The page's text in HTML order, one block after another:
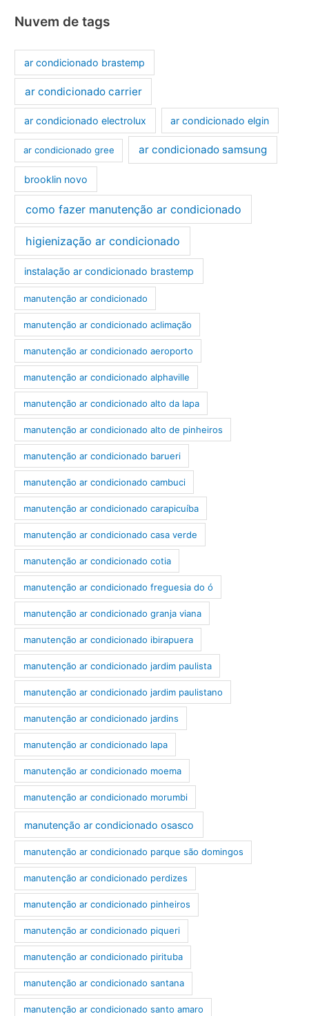
Nuvem de tags
ar condicionado brastemp
ar condicionado carrier
ar condicionado electrolux ar condicionado elgin
ar condicionado gree ar condicionado samsung
brooklin novo
como fazer manutenção ar condicionado
higienização ar condicionado
instalação ar condicionado brastemp
manutenção ar condicionado
manutenção ar condicionado aclimação
manutenção ar condicionado aeroporto
manutenção ar condicionado alphaville
manutenção ar condicionado alto da lapa
manutenção ar condicionado alto de pinheiros
manutenção ar condicionado barueri
manutenção ar condicionado cambuci
manutenção ar condicionado carapicuíba
manutenção ar condicionado casa verde
manutenção ar condicionado cotia
manutenção ar condicionado freguesia do ó
manutenção ar condicionado granja viana
manutenção ar condicionado ibirapuera
manutenção ar condicionado jardim paulista
manutenção ar condicionado jardim paulistano
manutenção ar condicionado jardins
manutenção ar condicionado lapa
manutenção ar condicionado moema
manutenção ar condicionado morumbi
manutenção ar condicionado osasco
manutenção ar condicionado parque são domingos
manutenção ar condicionado perdizes
manutenção ar condicionado pinheiros
manutenção ar condicionado piqueri
manutenção ar condicionado pirituba
manutenção ar condicionado santana
manutenção ar condicionado santo amaro